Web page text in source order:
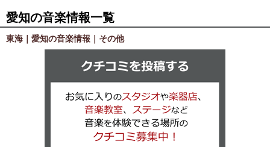
愛知の音楽情報一覧
東海｜愛知の音楽情報｜その他